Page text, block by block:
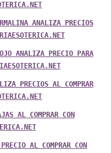
ANALIZA PRECIOS
ANALIZA PRECIO PARA
PRECIOS AL COMPRAR
AL COMPRAR CON
AL COMPRAR CON